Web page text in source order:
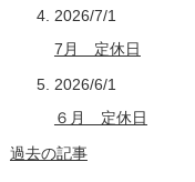
2026/7/1
7月 定休日
2026/6/1
６月 定休日
過去の記事